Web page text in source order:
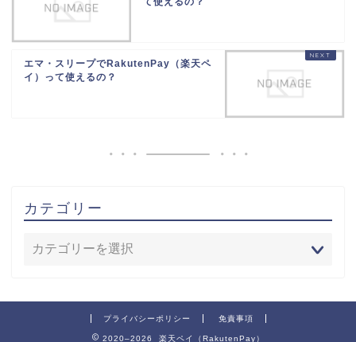
エマ・スリープでRakutenPay（楽天ペ
イ）って使えるの？
カテゴリー
プライバシーポリシー 免責事項
2020–2026 楽天ペイ（RakutenPay）